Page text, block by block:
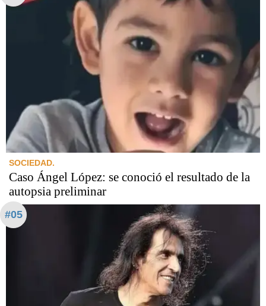
SOCIEDAD.
Caso Ángel López: se conoció el resultado de la
autopsia preliminar
#05